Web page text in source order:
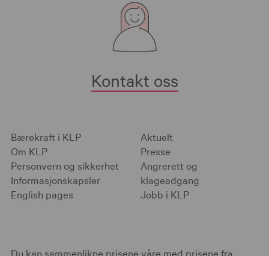
Kontakt oss
Bærekraft i KLP
Om KLP
Personvern og sikkerhet
Informasjonskapsler
English pages
Aktuelt
Presse
Angrerett og
klageadgang
Jobb i KLP
Du kan sammenlikne prisene våre med prisene fra